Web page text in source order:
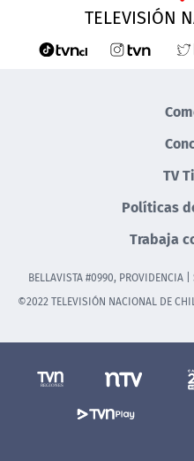
TELEVISIÓN
TV
Políticas
Trabaja
BELLAVISTA #0990, PROVIDENCIA
©2022 TELEVISIÓN NACIONAL DE